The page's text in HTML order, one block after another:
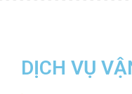
DỊCH VỤ